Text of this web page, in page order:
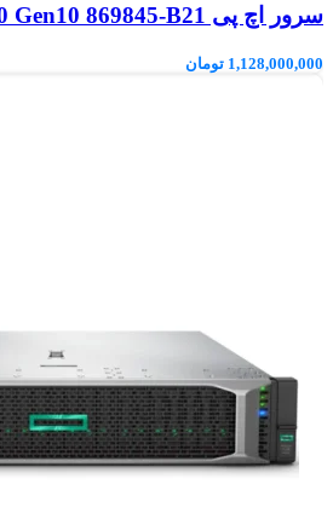
سرور اچ پی DL580 Gen10 869845-B21
1,128,000,000 تومان